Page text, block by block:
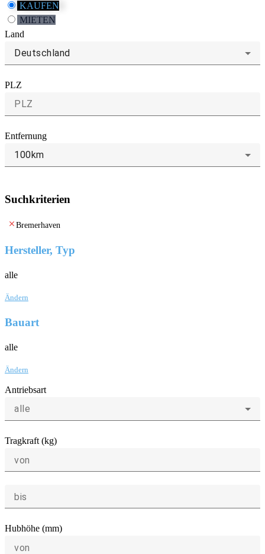
KAUFEN
MIETEN
Land
Deutschland
PLZ
Entfernung
100km
Suchkriterien
clear Bremerhaven
Hersteller, Typ
alle
Ändern
Bauart
alle
Ändern
Antriebsart
alle
Tragkraft (kg)
von
bis
Hubhöhe (mm)
von